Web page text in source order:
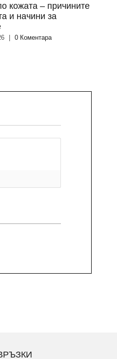
кожата – причините
и начини за
0 Коментара